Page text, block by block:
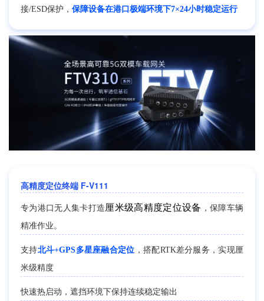
接/ESD保护， 保障设备在港口极端环境下7×24小时稳定运行
高精度定位终端 F-V111
专为港口无人集卡打造厘米级高精度定位设备 ，保障车辆
精准作业。
支持北斗+GPS多星座融合定位 ，搭配RTK差分服务，实现厘
米级精度
快速热启动，遮挡环境下保持连续稳定输出